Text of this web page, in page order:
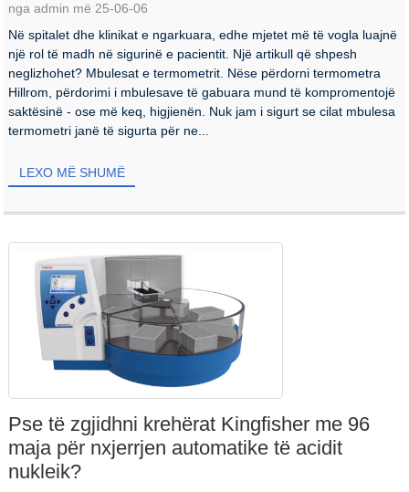
nga admin më 25-06-06
Në spitalet dhe klinikat e ngarkuara, edhe mjetet më të vogla luajnë
një rol të madh në sigurinë e pacientit. Një artikull që shpesh
neglizhohet? Mbulesat e termometrit. Nëse përdorni termometra
Hillrom, përdorimi i mbulesave të gabuara mund të kompromentojë
saktësinë - ose më keq, higjienën. Nuk jam i sigurt se cilat mbulesa
termometri janë të sigurta për ne...
LEXO MË SHUMË
Pse të zgjidhni krehërat Kingfisher me 96
maja për nxjerrjen automatike të acidit
nukleik?